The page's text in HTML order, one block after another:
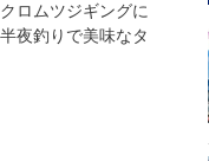
ロムツジギングに
夜釣りで美味なタ